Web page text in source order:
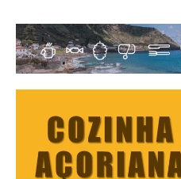
content
Cultura Gastronómica